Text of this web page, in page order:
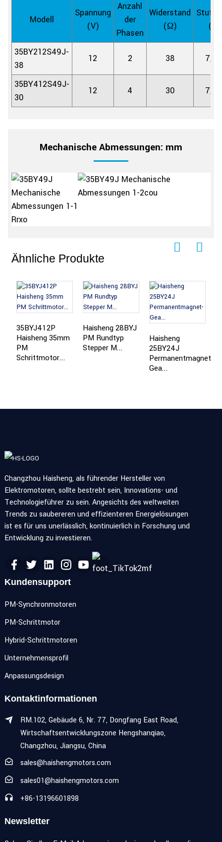
Modell
Spannung
(V)
Anzahl
der
Phasen
Widerstand
(Ω)
35BY212S49J-
38
12 2 38 7,5/
35BY412S49J-
30
12 4 30 7,5/
Mechanische Abmessungen: mm
Ähnliche Produkte
35BYJ412P
Haisheng 35mm
PM
Schrittmotor...
Haisheng 28BYJ
PM Rundtyp
Stepper M...
Haisheng
25BY24J
Permanentmagnet-
Gea...
Changzhou Haisheng, als führender Hersteller von
Elektromotoren, sollte bestrebt sein, Innovations- und
Technologieführer zu sein. Angesichts des weltweiten
Trends zu saubereren und effizienteren Energielösungen
ist es für uns unerlässlich, kontinuierlich in Forschung und
Entwicklung zu investieren.
Kundensupport
PM-Synchronmotoren
PM-Schrittmotor
Hybrid-Schrittmotoren
Unternehmensprofil
Anpassungsdesign
Kontaktinformationen
RM.102, Gebäude 6, Nr. 77, Dongfang East Road,
Wirtschaftsentwicklungszone Hengshanqiao,
Changzhou, Jiangsu, China
sales@haishengmotors.com
sales01@haishengmotors.com
+86-13196601898
Newsletter